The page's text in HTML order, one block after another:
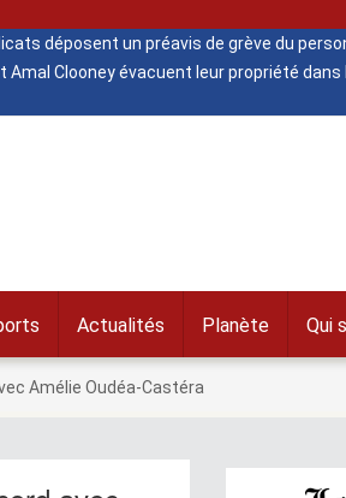
déposent un préavis de grève du
Amal Clooney évacuent leur propriété
Actualités Planète Qui
Amélie Oudéa-Castéra